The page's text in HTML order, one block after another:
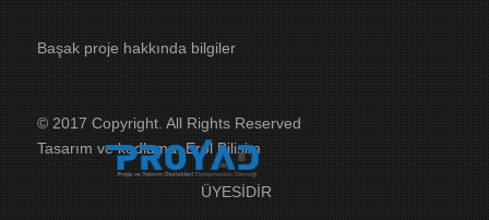
Başak proje hakkında bilgiler
© 2017 Copyright. All Rights Reserved
Tasarım ve kodlama:Erol Bilişim
ÜYESİDİR